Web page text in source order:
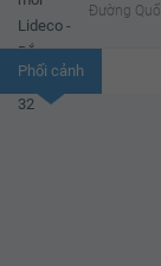
Đường
Phối cảnh